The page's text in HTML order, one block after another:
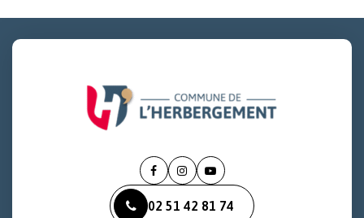
Lien
le
Lien
le
Lien
la
02 51 42 81 74